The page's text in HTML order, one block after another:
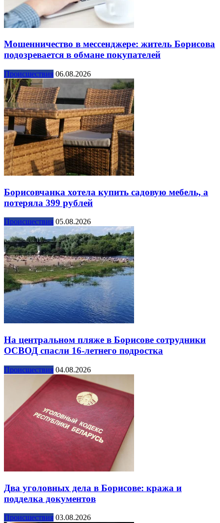
Мошенничество в мессенджере: житель Борисова
подозревается в обмане покупателей
Происшествия 06.08.2026
Борисовчанка хотела купить садовую мебель, а
потеряла 399 рублей
Происшествия 05.08.2026
На центральном пляже в Борисове сотрудники
ОСВОД спасли 16-летнего подростка
Происшествия 04.08.2026
Два уголовных дела в Борисове: кража и
подделка документов
Происшествия 03.08.2026